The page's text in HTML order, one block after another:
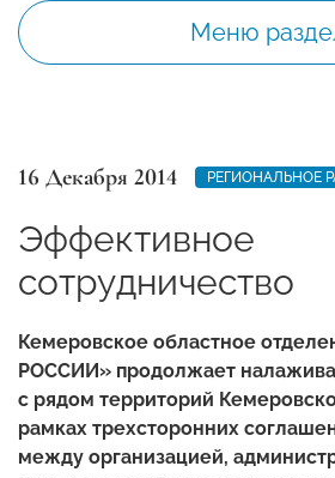
Меню
16 Декабря 2014 РЕГИОНАЛЬНОЕ
Эффективное
сотрудничество
Кемеровское областное
РОССИИ» продолжает
с рядом территорий
рамках трехсторонних
между организацией,